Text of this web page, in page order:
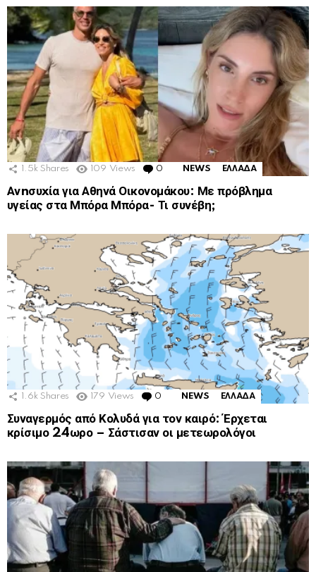
1.5k Shares 109 Views 0 Comments
NEWS ΕΛΛΑΔΑ
Ανnσυxία για Αθηνά Οικονομάκου: Με πρόβλημα
υγείας στα Μπόρα Μπόρα- Τι συνέβη;
1.6k Shares 179 Views 0 Comments
NEWS ΕΛΛΑΔΑ
Συναγερμός από Κολυδά για τον καιρό: Έρχεται
κρίσιμο 24ωρο – Σάστισαν οι μετεωρολόγοι